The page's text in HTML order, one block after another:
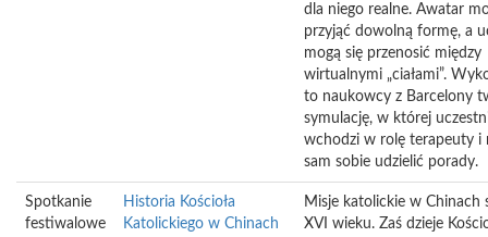
dla niego realne. Awatar
przyjąć dowolną formę, a
mogą się przenosić między
wirtualnymi „ciałami”.
to naukowcy z Barcelony
symulację, w której
wchodzi w rolę terapeuty i
sam sobie udzielić porady.
Spotkanie
festiwalowe
Historia Kościoła
Katolickiego w Chinach
Misje katolickie w Chinach
XVI wieku. Zaś dzieje